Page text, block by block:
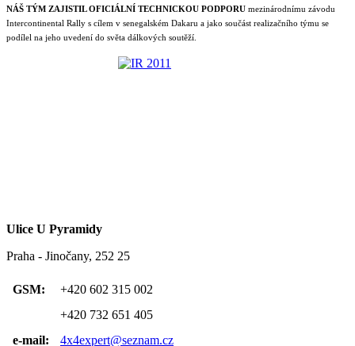
NÁŠ TÝM ZAJISTIL OFICIÁLNÍ TECHNICKOU PODPORU mezinárodnímu závodu
Intercontinental Rally s cílem v senegalském Dakaru a jako součást realizačního týmu se
podílel na jeho uvedení do světa dálkových soutěží.
Ulice U Pyramidy
Praha - Jinočany, 252 25
GSM:
+420 602 315 002
+420 732 651 405
e-mail:
4x4expert@seznam.cz